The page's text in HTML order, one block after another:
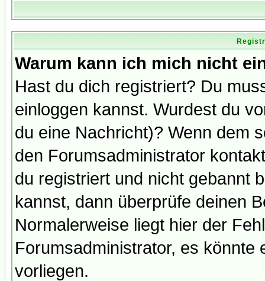
Warum kann ich mich nicht
Hast du dich registriert? Du
einloggen kannst. Wurdest du
du eine Nachricht)? Wenn dem
den Forumsadministrator
du registriert und nicht gebannt
kannst, dann überprüfe deinen
Normalerweise liegt hier der
Forumsadministrator, es könnte
vorliegen.